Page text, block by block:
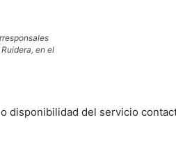
en el
disponibilidad del servicio